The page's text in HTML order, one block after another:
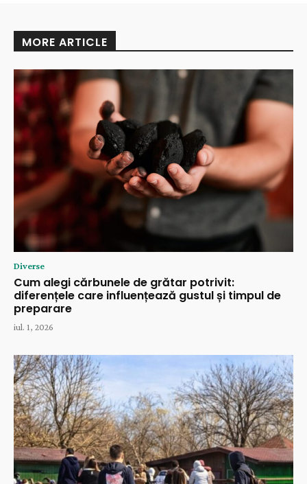
MORE ARTICLE
Diverse
Cum alegi cărbunele de grătar potrivit:
diferențele care influențează gustul și timpul de
preparare
iul. 1, 2026